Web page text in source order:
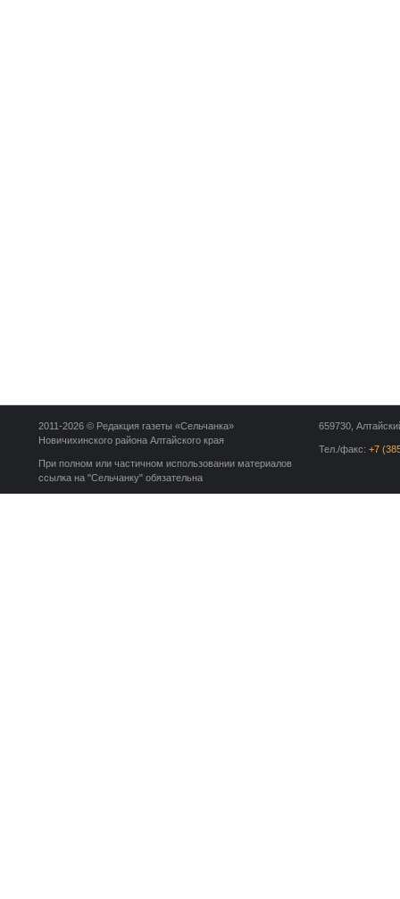
659730,
Тел./факс: +7
2011-2026 © Редакция газеты «Сельчанка»
Новичихинского района Алтайского края
При полном или частичном использовании материалов
ссылка на "Сельчанку" обязательна